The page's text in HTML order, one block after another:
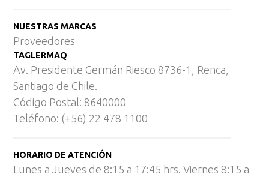
NUESTRAS MARCAS
Proveedores
TAGLERMAQ
Av. Presidente Germán Riesco 8736-1, Renca,
Santiago de Chile.
Código Postal: 8640000
Teléfono: (+56) 22 478 1100
HORARIO DE ATENCIÓN
Lunes a Jueves de 8:15 a 17:45 hrs. Viernes 8:15 a